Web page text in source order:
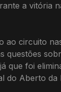
a vitória
ao circuito
questões
que foi
do Aberto da